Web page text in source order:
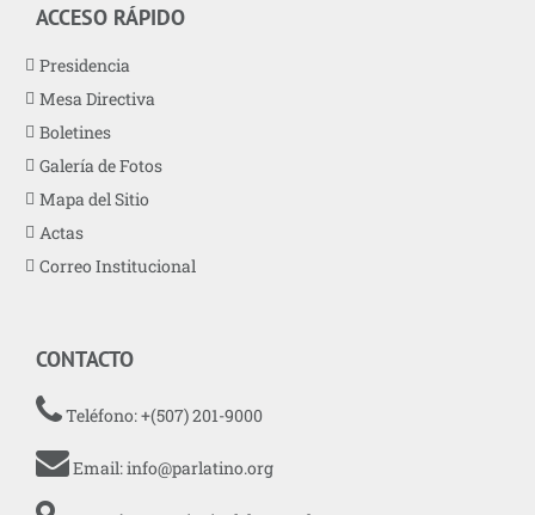
ACCESO RÁPIDO
Presidencia
Mesa Directiva
Boletines
Galería de Fotos
Mapa del Sitio
Actas
Correo Institucional
CONTACTO
Teléfono: +(507) 201-9000
Email:info@parlatino.org